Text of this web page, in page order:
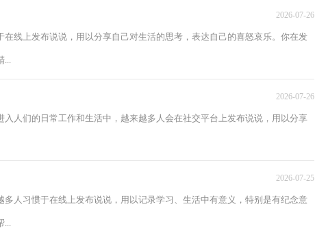
2026-07-26
线上发布说说，用以分享自己对生活的思考，表达自己的喜怒哀乐。你在发
...
2026-07-26
人们的日常工作和生活中，越来越多人会在社交平台上发布说说，用以分享
2026-07-25
人习惯于在线上发布说说，用以记录学习、生活中有意义，特别是有纪念意
...